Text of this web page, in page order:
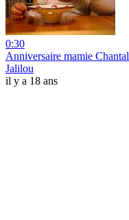
0:30
Anniversaire mamie Chantal
Jalilou
il y a 18 ans